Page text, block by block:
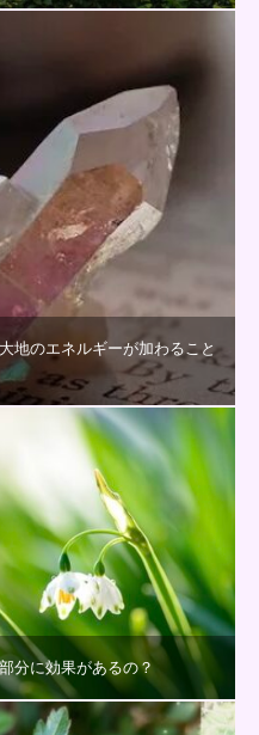
地のエネルギーが加わること
分に効果があるの？